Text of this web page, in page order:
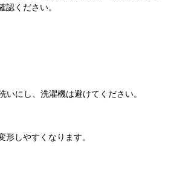
認ください。
いにし、洗濯機は避けてください。
形しやすくなります。